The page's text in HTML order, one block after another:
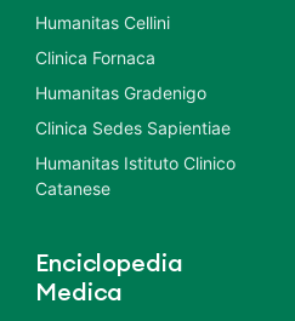
Humanitas Cellini
Clinica Fornaca
Humanitas Gradenigo
Clinica Sedes Sapientiae
Humanitas Istituto Clinico
Catanese
Enciclopedia
Medica